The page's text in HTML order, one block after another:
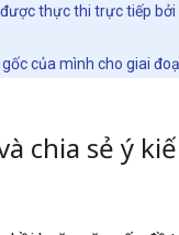
được thực thi trực tiếp
của mình cho giai
chia sẻ ý